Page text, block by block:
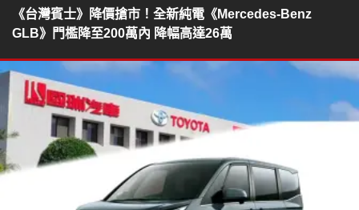
《台灣賓士》降價搶市！全新純電《Mercedes-Benz
GLB》門檻降至200萬內 降幅高達26萬